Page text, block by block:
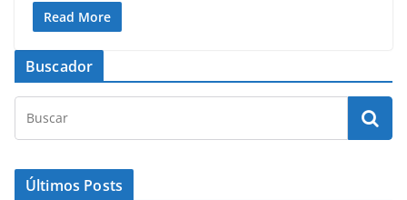
Read More
Buscador
Últimos Posts